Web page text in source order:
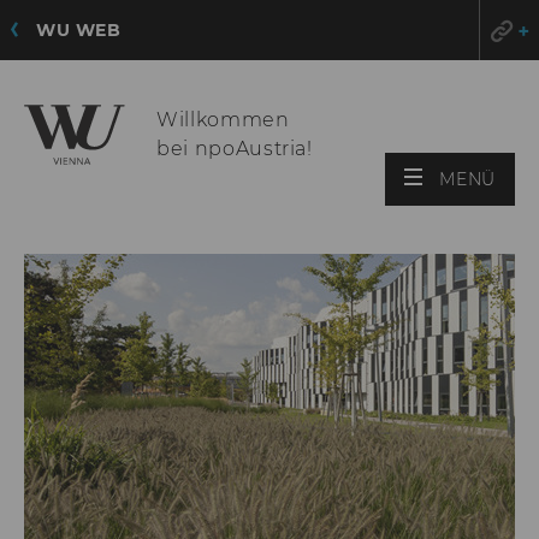
WU WEB
Willkommen
bei npoAustria!
MENÜ